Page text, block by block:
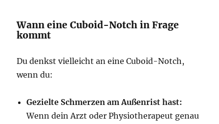
Wann eine Cuboid-Notch in Frage
kommt
Du denkst vielleicht an eine Cuboid-Notch,
wenn du:
Gezielte Schmerzen am Außenrist hast:
Wenn dein Arzt oder Physiotherapeut genau